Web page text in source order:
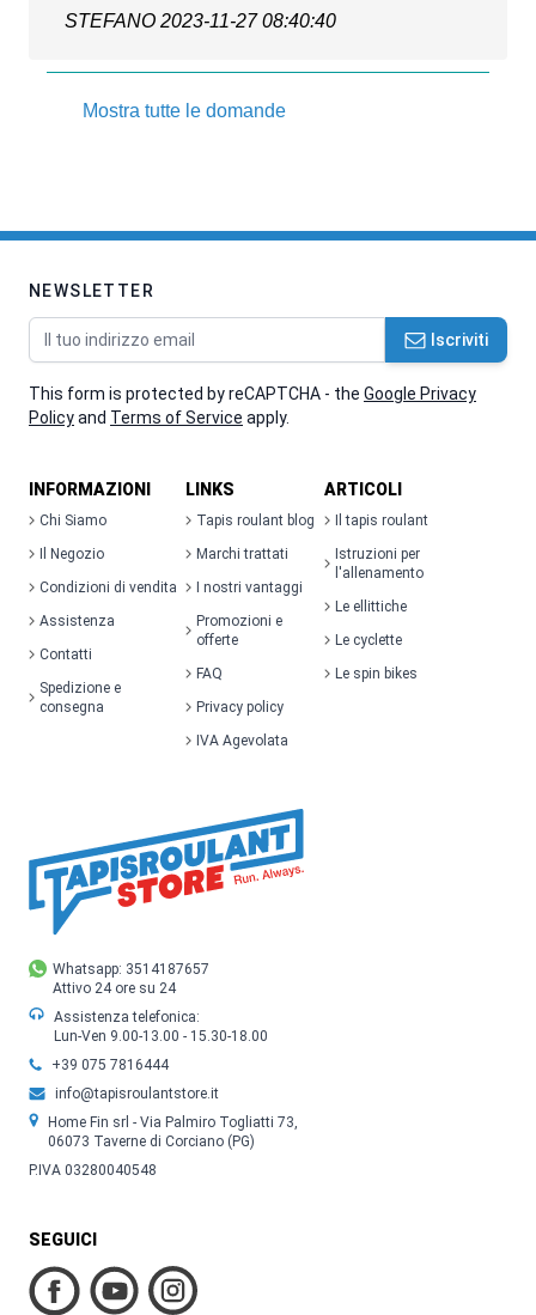
STEFANO 2023-11-27 08:40:40
Mostra tutte le domande
Whatsapp: 3514187657
Attivo 24 ore su 24
Assistenza telefonica:
Lun-Ven 9.00-13.00 - 15.30-18.00
+39 075 7816444
info@tapisroulantstore.it
Home Fin srl - Via Palmiro Togliatti 73,
06073 Taverne di Corciano (PG)
P.IVA 03280040548
SEGUICI
NEWSLETTER
Indirizzo email Iscriviti
This form is protected by reCAPTCHA - the Google Privacy
Policyand Terms of Service apply.
INFORMAZIONI
Chi Siamo
Il Negozio
Condizioni di vendita
Assistenza
Contatti
Spedizione e
consegna
LINKS
Tapis roulant blog
Marchi trattati
I nostri vantaggi
Promozioni e
offerte
FAQ
Privacy policy
IVA Agevolata
ARTICOLI
Il tapis roulant
Istruzioni per
l'allenamento
Le ellittiche
Le cyclette
Le spin bikes